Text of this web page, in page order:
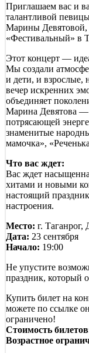
Приглашаем вас и
талантливой
Марины Девятовой,
«Фестивальный» в
Этот концерт —
Мы создали
и дети, и взрослые,
вечер искренних
объединяет
Марина Девятова —
потрясающей
знаменитые
мамочка»,
Что вас ждет:
Вас ждет
хитами и новыми
настоящий
настроения.
Место: г.
Дата: 23 сентября
Начало: 19:00
Не упустите
праздник, который
Купить билет на
можете по ссылке
ограничено!
Стоимость
Возрастное